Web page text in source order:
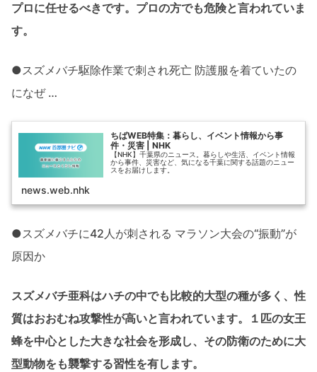
プロに任せるべきです。プロの方でも危険と言われていま
す。
●スズメバチ駆除作業で刺され死亡 防護服を着ていたの
になぜ …
ちばWEB特集：暮らし、イベント情報から事
件・災害 | NHK
【NHK】千葉県のニュース。暮らしや生活、イベント情報
から事件、災害など、気になる千葉に関する話題のニュー
スをお届けします。
news.web.nhk
●スズメバチに42人が刺される マラソン大会の“振動”が
原因か
スズメバチ亜科はハチの中でも比較的大型の種が多く、性
質はおおむね攻撃性が高いと言われています。１匹の女王
蜂を中心とした大きな社会を形成し、その防衛のために大
型動物をも襲撃する習性を有します。